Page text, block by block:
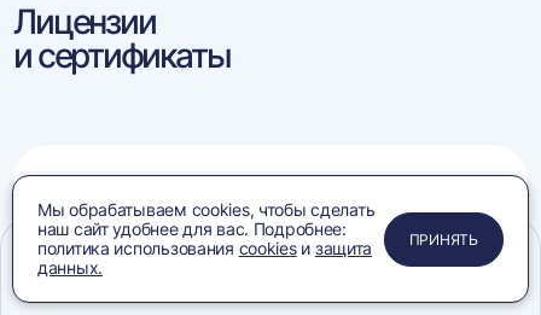
Лицензии
и сертификаты
соответствия требованиям
ПРИМЕНИТЬ
ЗАКРЫТЬ
ЗАКРЫТЬ
ЗАКРЫТЬ
Мы обрабатываем cookies, чтобы сделать
наш сайт удобнее для вас. Подробнее:
политика использования cookiesи защита
данных.
ПРИНЯТЬ